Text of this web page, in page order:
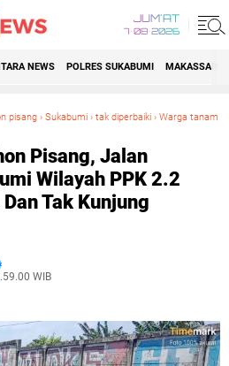
JUM'AT
7•08•2026
NEWS POLRES SUKABUMI MAKASSAR
pisang › Sukabumi › tak diperbaiki › Warga tanam
Pisang, Jalan
Wilayah PPK 2.2
Tak Kunjung
WIB